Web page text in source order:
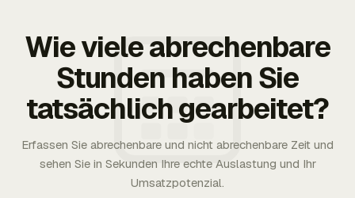
Wie viele abrechenbare
Stunden haben Sie
tatsächlich gearbeitet?
Erfassen Sie abrechenbare und nicht abrechenbare Zeit und
sehen Sie in Sekunden Ihre echte Auslastung und Ihr
Umsatzpotenzial.